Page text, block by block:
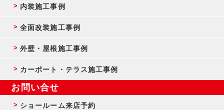
内装施工事例
全面改装施工事例
外壁・屋根施工事例
カーポート・テラス施工事例
お問い合せ
ショールーム来店予約